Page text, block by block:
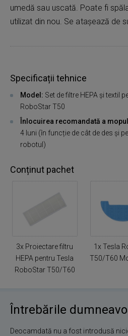
umedă sau uscată. Poate fi
utilizat din nou. Se atașează de
Specificații tehnice
Model: Set de filtre HEPA și textil
RoboStar T50
Înlocuirea recomandată a
4 luni (în funcție de cât de des și
robotul)
Conținut pachet
3x Proiectare filtru
HEPA pentru Tesla
RoboStar T50/T60
1x Tesla
T50/T60
Întrebările
Deocamdată nu a fost introdusă